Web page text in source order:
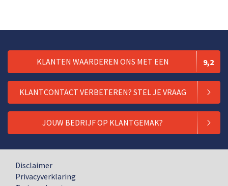
KLANTEN WAARDEREN ONS MET EEN 9,2
KLANTCONTACT VERBETEREN? STEL JE VRAAG
JOUW BEDRIJF OP KLANTGEMAK?
Disclaimer
Privacyverklaring